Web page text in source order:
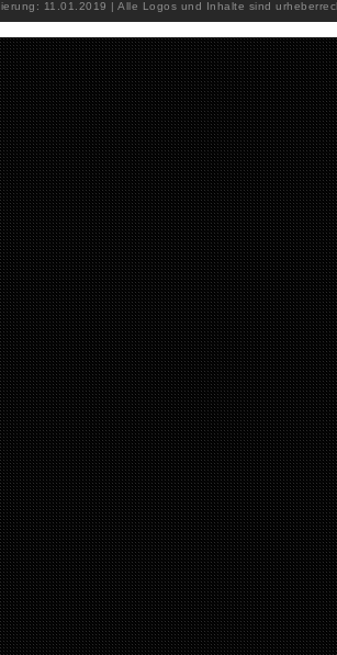
11.01.2019 | Alle Logos und Inhalte sind